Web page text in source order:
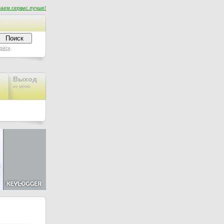
сервис лучше!
Выход
из меню